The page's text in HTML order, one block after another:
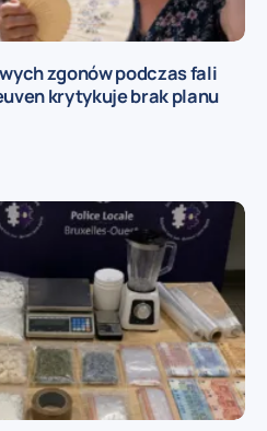
zgonów podczas fali
krytykuje brak planu